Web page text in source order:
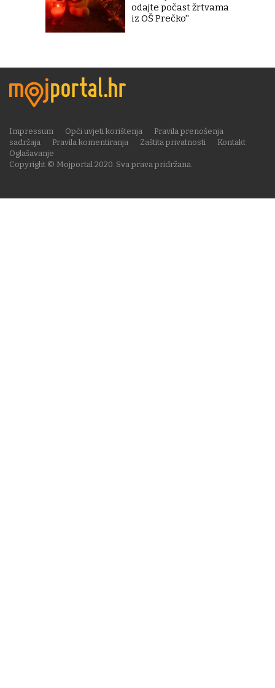
odajte počast žrtvama
iz OŠ Prečko''
Copyright © Mojportal 2020. Sva prava pridržana.
Impressum Opći uvjeti korištenja
Pravila prenošenja
sadržaja
Pravila komentiranja Zaštita privatnosti
Kontakt
Oglašavanje